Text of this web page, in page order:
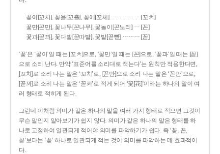
꽃이[꼬치], 꽃을[꼬츨], 꽃에[꼬체] …………… [꼬ㅊ]
꽃만[꼰만], 꽃나무[꼰나무], 꽃놀이[꼰노리] … [꼰]
꽃과[꼳꽈], 꽃다발[꼳따발], 꽃밭[꼳빧] ……… [꼳]
‘꽃’은 ‘꽃이’일 때는 [꼬ㅊ]으로, ‘꽃만’일 때는 [꼰]으로, ‘꽃과’일 때는 [꼳]
으로 소리 난다. 만약 ‘표준어를 소리대로 적는다’는 원칙만 적용한다면,
[꼬치]로 소리 나는 말은 ‘꼬치’로, [꼰만]으로 소리 나는 말은 ‘꼰만’으로,
[꼳꽈]로 소리 나는 말은 ‘꼳꽈’로 적게 되어 ‘꽃[花]’이라는 하나의 말이 여
러 형태로 적히게 된다.
그런데 이처럼 의미가 같은 하나의 말을 여러 가지 형태로 적으면 그것이
무슨 말인지 알아보기가 쉽지 않다. 의미가 같은 하나의 말은 형태를 하
나로 고정하여 일관되게 적어야 의미를 파악하기가 쉽다. 즉 ‘꽃, 꼰,
꼳’보다는 ‘꽃’ 하나로 일관되게 적는 것이 의미를 파악하는 데 효과적이
다.